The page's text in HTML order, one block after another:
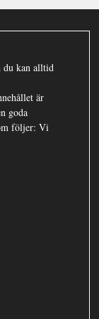
du kan alltid
är
goda
följer: Vi